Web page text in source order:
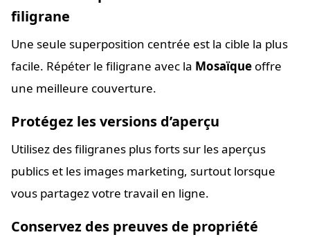
filigrane
Une seule superposition centrée est la cible la plus
facile. Répéter le filigrane avec la Mosaïque offre
une meilleure couverture.
Protégez les versions d’aperçu
Utilisez des filigranes plus forts sur les aperçus
publics et les images marketing, surtout lorsque
vous partagez votre travail en ligne.
Conservez des preuves de propriété